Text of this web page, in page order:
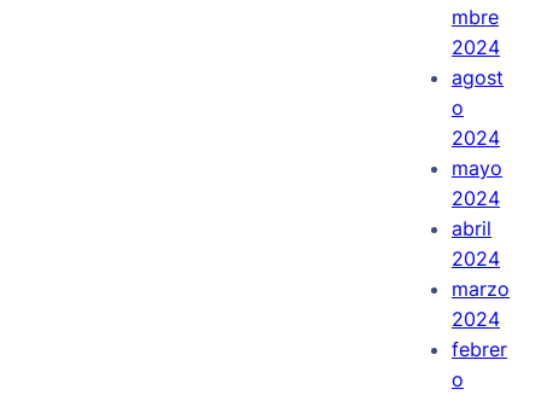
mbre
2024
agost
o
2024
mayo
2024
abril
2024
marzo
2024
febrer
o